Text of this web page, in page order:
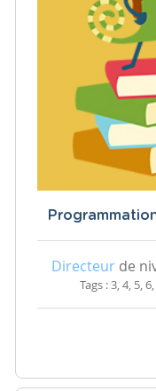
Directeurde
Tags : 3, 4, 5,